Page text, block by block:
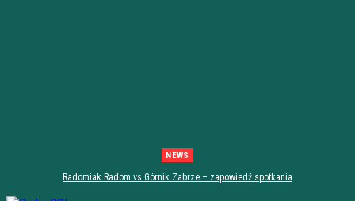
NEWS
Radomiak Radom vs Górnik Zabrze – zapowiedź spotkania